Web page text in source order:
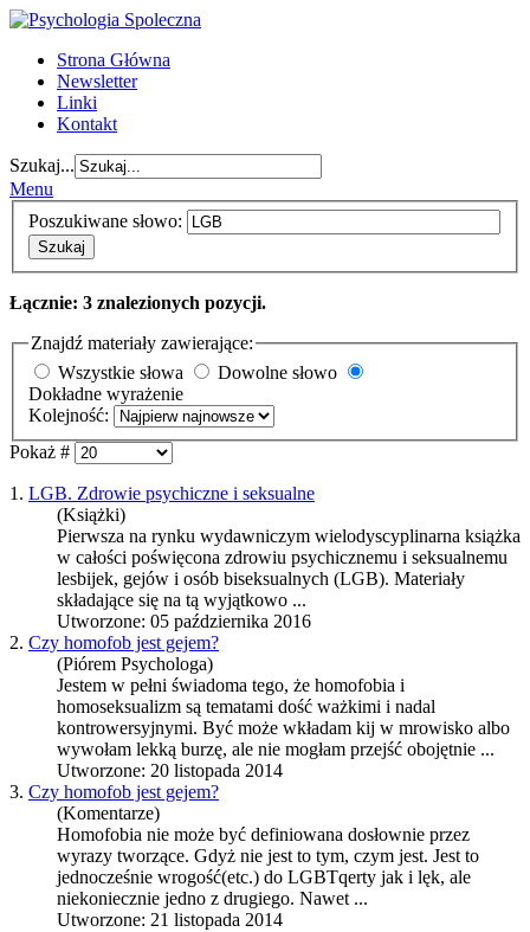
Strona Główna
Newsletter
Linki
Kontakt
Szukaj...
Menu
Poszukiwane słowo:
Szukaj
Łącznie: 3 znalezionych pozycji.
Znajdź materiały zawierające:
Wszystkie słowa
Dowolne słowo
Dokładne wyrażenie
Kolejność:
Pokaż #
1. LGB. Zdrowie psychiczne i seksualne
(Książki)
Pierwsza na rynku wydawniczym wielodyscyplinarna książka
w całości poświęcona zdrowiu psychicznemu i seksualnemu
lesbijek, gejów i osób biseksualnych (LGB). Materiały
składające się na tą wyjątkowo ...
Utworzone: 05 października 2016
2. Czy homofob jest gejem?
(Piórem Psychologa)
Jestem w pełni świadoma tego, że homofobia i
homoseksualizm są tematami dość ważkimi i nadal
kontrowersyjnymi. Być może wkładam kij w mrowisko albo
wywołam lekką burzę, ale nie mogłam przejść obojętnie ...
Utworzone: 20 listopada 2014
3. Czy homofob jest gejem?
(Komentarze)
Homofobia nie może być definiowana dosłownie przez
wyrazy tworzące. Gdyż nie jest to tym, czym jest. Jest to
jednocześnie wrogość(etc.) do LGBTqerty jak i lęk, ale
niekoniecznie jedno z drugiego. Nawet ...
Utworzone: 21 listopada 2014